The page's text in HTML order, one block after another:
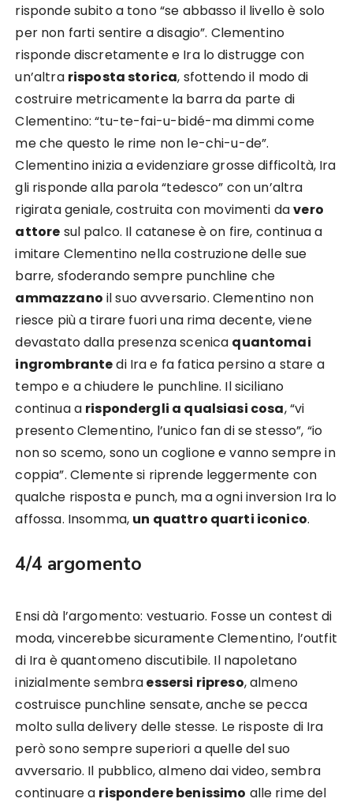
risponde subito a tono “se abbasso il livello è solo
per non farti sentire a disagio”. Clementino
risponde discretamente e Ira lo distrugge con
un’altra risposta storica, sfottendo il modo di
costruire metricamente la barra da parte di
Clementino: “tu-te-fai-u-bidé-ma dimmi come
me che questo le rime non le-chi-u-de”.
Clementino inizia a evidenziare grosse difficoltà, Ira
gli risponde alla parola “tedesco” con un’altra
rigirata geniale, costruita con movimenti davero
attore sul palco. Il catanese è on fire, continua a
imitare Clementino nella costruzione delle sue
barre, sfoderando sempre punchline che
ammazzano il suo avversario. Clementino non
riesce più a tirare fuori una rima decente, viene
devastato dalla presenza scenica quantomai
ingrombrantedi Ira e fa fatica persino a stare a
tempo e a chiudere le punchline. Il siciliano
continua a rispondergli a qualsiasi cosa, “vi
presento Clementino, l’unico fan di se stesso”, “io
non so scemo, sono un coglione e vanno sempre in
coppia”. Clemente si riprende leggermente con
qualche risposta e punch, ma a ogni inversion Ira lo
affossa. Insomma, un quattro quarti iconico.
4/4 argomento
Ensi dà l’argomento: vestuario. Fosse un contest di
moda, vincerebbe sicuramente Clementino, l’outfit
di Ira è quantomeno discutibile. Il napoletano
inizialmente sembraessersi ripreso, almeno
costruisce punchline sensate, anche se pecca
molto sulla delivery delle stesse. Le risposte di Ira
però sono sempre superiori a quelle del suo
avversario. Il pubblico, almeno dai video, sembra
continuare a rispondere benissimo alle rime del